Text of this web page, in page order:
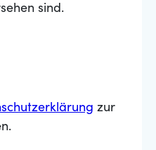
sind.
zur